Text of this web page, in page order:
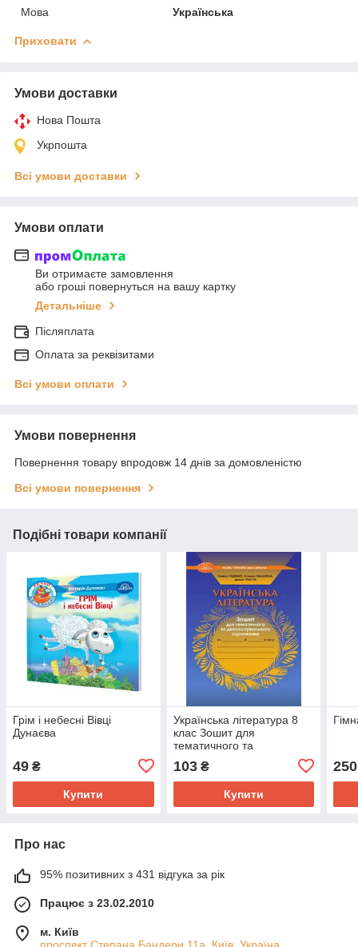
Мова
Українська
Приховати
Умови доставки
Нова Пошта
Укрпошта
Всі умови доставки
Умови оплати
Ви отримаєте замовлення
або гроші повернуться на вашу картку
Детальніше
Післяплата
Оплата за реквізитами
Всі умови оплати
Умови повернення
Повернення товару впродовж 14 днів за домовленістю
Всі умови повернення
Подібні товари компанії
Грім і небесні Вівці
Дунаєва
49 ₴
Купити
Українська література 8
клас Зошит для
тематичного та
оцінювання Івашина Г.М.,
Яценко Т.О., Тригуб І.
103₴
Купити
250
Про нас
95% позитивних з 431 відгука за рік
Працює з 23.02.2010
м. Київ